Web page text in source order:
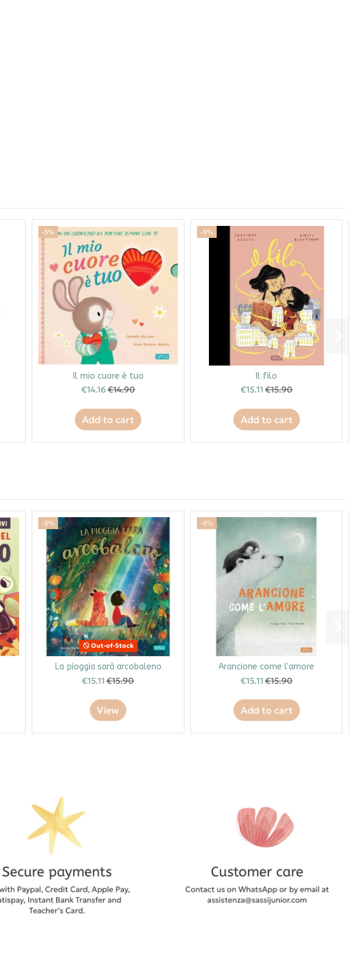
-5%
Il mio cuore è tuo
€14.16€14.90
Add to cart
-5%
Il filo
€15.11 €15.90
Add to cart
-5%
Out-of-Stock
La pioggia sarà arcobaleno
€15.11€15.90
View
-5%
Arancione come l'amore
€15.11€15.90
Add to cart